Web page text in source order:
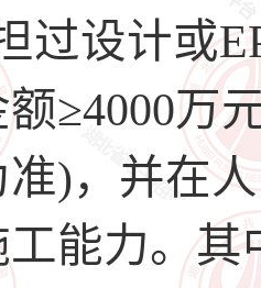
过设计或
≥4000万
)，并在
能力。